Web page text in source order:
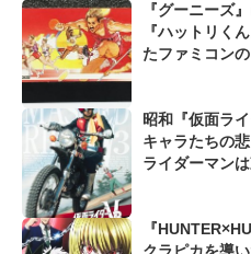
『グーニーズ
『ハットリく
たファミコン
昭和『仮面ラ
キャラたちの
ライダーマン
『